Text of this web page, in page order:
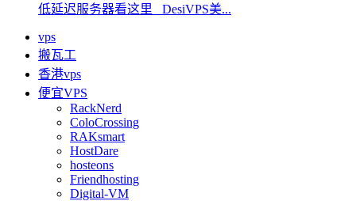
低延迟服务器看这里 DesiVPS美...
vps
搬瓦工
香港vps
便宜VPS
RackNerd
ColoCrossing
RAKsmart
HostDare
hosteons
Friendhosting
Digital-VM